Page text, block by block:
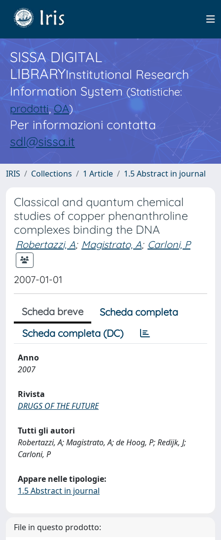
SISSA DIGITAL
LIBRARYInstitutional Research
Information System(Statistiche:
prodotti,OA)
Per informazioni contatta
sdl@sissa.it
IRIS Collections 1 Article 1.5 Abstract in journal
Classical and quantum chemical
studies of copper phenanthroline
complexes binding the DNA
Robertazzi, A; Magistrato, A; Carloni, P
2007-01-01
Scheda breve
Scheda completa
Scheda completa (DC)
Anno
2007
Rivista
DRUGS OF THE FUTURE
Tutti gli autori
Robertazzi, A; Magistrato, A; de Hoog, P; Redijk, J;
Carloni, P
Appare nelle tipologie:
1.5 Abstract in journal
File in questo prodotto: